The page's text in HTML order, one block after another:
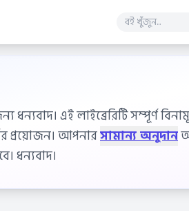
এই লাইব্রেরিটি সম্পূর্ণ
প্রয়োজন। আপনার
সামান্য অনুদান
ধন্যবাদ।